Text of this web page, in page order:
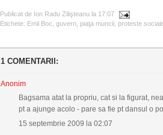
Publicat de Ion Radu Zilişteanu la 17:07
Etichete: Emil Boc guvern piaţa muncii proteste
1 COMENTARII:
Anonim
Bagsama atat la propriu, cat si la figurat,
pt a ajunge acolo - pare sa fie pt dansul o
15 septembrie 2009 la 02:07